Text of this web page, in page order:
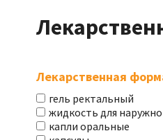
Лекарственная
гель ректальный
жидкость для
капли оральные